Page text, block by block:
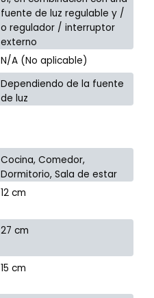
fuente de luz regulable y /
o regulador / interruptor
externo
N/A (No aplicable)
Dependiendo de la fuente
de luz
Cocina, Comedor,
Dormitorio, Sala de estar
12 cm
27 cm
15 cm